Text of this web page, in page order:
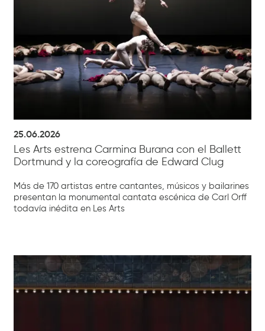
25.06.2026
Les Arts estrena Carmina Burana con el Ballett
Dortmund y la coreografía de Edward Clug
Más de 170 artistas entre cantantes, músicos y bailarines
presentan la monumental cantata escénica de Carl Orff
todavía inédita en Les Arts